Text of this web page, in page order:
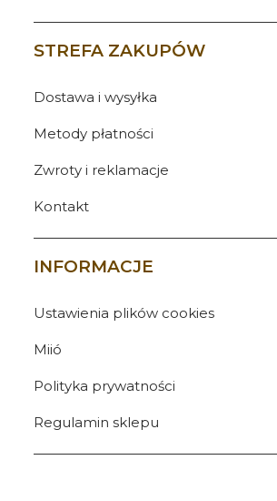
Linki w stopce
STREFA ZAKUPÓW
Dostawa i wysyłka
Metody płatności
Zwroty i reklamacje
Kontakt
INFORMACJE
Ustawienia plików cookies
Miió
Polityka prywatności
Regulamin sklepu